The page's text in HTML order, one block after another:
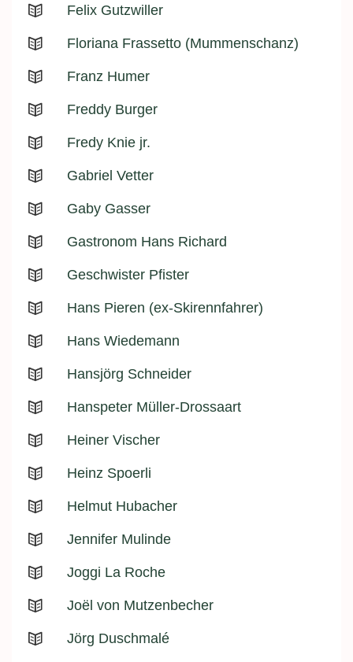
Felix Gutzwiller
Floriana Frassetto (Mummenschanz)
Franz Humer
Freddy Burger
Fredy Knie jr.
Gabriel Vetter
Gaby Gasser
Gastronom Hans Richard
Geschwister Pfister
Hans Pieren (ex-Skirennfahrer)
Hans Wiedemann
Hansjörg Schneider
Hanspeter Müller-Drossaart
Heiner Vischer
Heinz Spoerli
Helmut Hubacher
Jennifer Mulinde
Joggi La Roche
Joël von Mutzenbecher
Jörg Duschmalé